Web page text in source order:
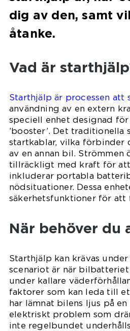
dig av den, samt
åtanke.
Vad är
Starthjälp är processen att
användning av en extern
speciell enhet designad för
’booster’. Det
startkablar, vilka
av en annan bil.
tillräckligt med kraft för
inkluderar portabla
nödsituationer. Dessa
säkerhetsfunktioner för att
När behöver du
Starthjälp kan krävas
scenariot är när
under kallare
faktorer som kan leda till
har lämnat bilens ljus på
elektriskt problem som
inte regelbundet